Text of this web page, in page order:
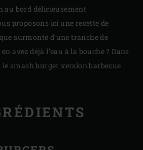
au bord délicieusement
proposons ici une recette de
surmonté d’une tranche de
avez déjà l’eau à la bouche ? Dans
le smash burger version barbecue